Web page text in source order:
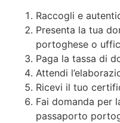
Raccogli e
Presenta la tua
portoghese o
Paga la tassa di
Attendi
Ricevi il tuo
Fai domanda per
passaporto